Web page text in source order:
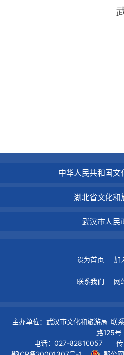
中华人民共和国文
湖北省文化和
武汉市人民
设为首页 加
联系我们 网
主办单位：武汉市文化和旅游局 联
路125号
电话：027-82810057 传